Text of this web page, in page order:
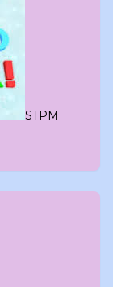
STPM